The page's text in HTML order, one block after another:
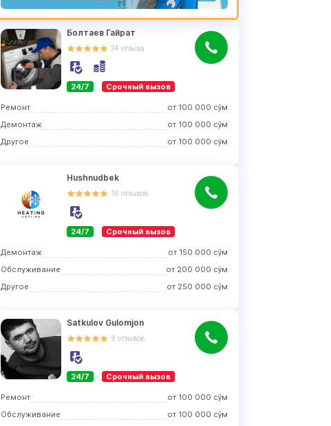
Болтаев Гайрат
74 отзыва
24/7 Срочный вызов
Ремонт от 100 000 сўм
Демонтаж
от 100 000 сўм
Другое
от 100 000 сўм
Hushnudbek
16 отзывов
24/7 Срочный вызов
Демонтаж от 150 000 сўм
Обслуживание
от 200 000 сўм
Другое
от 250 000 сўм
Satkulov Gulomjon
9 отзывов
24/7 Срочный вызов
Ремонт от 100 000 сўм
Обслуживание
от 100 000 сўм